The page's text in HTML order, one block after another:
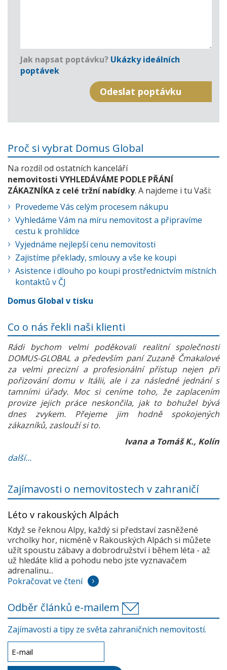
Jak napsat poptávku? Ukázky ideálních
poptávek
Proč si vybrat Domus Global
Na rozdíl od ostatních kanceláří
nemovitosti VYHLEDÁVÁME PODLE PŘÁNÍ
ZÁKAZNÍKA z celé tržní nabídky. A najdeme i tu Vaši:
Provedeme Vás celým procesem nákupu
Vyhledáme Vám na míru nemovitost a připravíme
cestu k prohlídce
Vyjednáme nejlepší cenu nemovitosti
Zajistíme překlady, smlouvy a vše ke koupi
Asistence i dlouho po koupi prostřednictvím místních
kontaktů v ČJ
Domus Global v tisku
Co o nás řekli naši klienti
Rádi bychom velmi poděkovali realitní společnosti
DOMUS-GLOBAL a především paní Zuzaně Čmakalové
za velmi precizní a profesionální přístup nejen při
pořizování domu v Itálii, ale i za následné jednání s
tamními úřady. Moc si ceníme toho, že zaplacením
provize jejich práce neskončila, jak to bohužel bývá
dnes zvykem. Přejeme jim hodně spokojených
zákazníků, zaslouží si to.
Ivana a Tomáš K., Kolín
další...
Zajímavosti o nemovitostech v zahraničí
Léto v rakouských Alpách
Když se řeknou Alpy, každý si představí zasněžené
vrcholky hor, nicméně v Rakouských Alpách si můžete
užít spoustu zábavy a dobrodružství i během léta - až
už hledáte klid a pohodu nebo jste vyznavačem
adrenalinu...
Pokračovat ve čtení
Odběr článků e-mailem
Zajímavosti a tipy ze světa zahraničních nemovitostí.